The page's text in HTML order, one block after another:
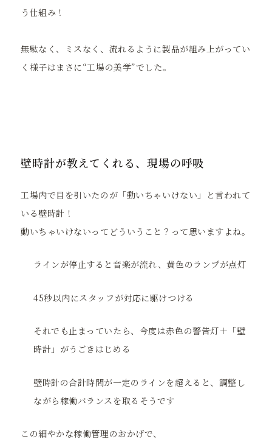
う仕組み！
無駄なく、ミスなく、流れるように製品が組み上がってい
く様子はまさに“工場の美学”でした。
壁時計が教えてくれる、現場の呼吸
工場内で目を引いたのが「動いちゃいけない」と言われて
いる壁時計！
動いちゃいけないってどういうこと？って思いますよね。
ラインが停止すると音楽が流れ、黄色のランプが点灯
45秒以内にスタッフが対応に駆けつける
それでも止まっていたら、今度は赤色の警告灯＋「壁
時計」がうごきはじめる
壁時計の合計時間が一定のラインを超えると、調整し
ながら稼働バランスを取るそうです
この細やかな稼働管理のおかげで、